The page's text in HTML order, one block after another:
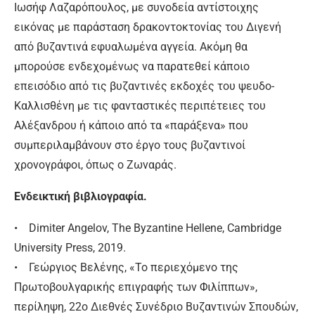
Ιωσήφ Λαζαρόπουλος, με συνοδεία αντίστοιχης
εικόνας με παράσταση δρακοντοκτονίας του Διγενή
από βυζαντινά εφυαλωμένα αγγεία. Ακόμη θα
μπορούσε ενδεχομένως να παρατεθεί κάποιο
επεισόδιο από τις βυζαντινές εκδοχές του ψευδο-
Καλλισθένη με τις φανταστικές περιπέτειες του
Αλέξανδρου ή κάποιο από τα «παράξενα» που
συμπεριλαμβάνουν στο έργο τους βυζαντινοί
χρονογράφοι, όπως ο Ζωναράς.
Ενδεικτική βιβλιογραφία.
• Dimiter Angelov, The Byzantine Hellene, Cambridge
University Press, 2019.
• Γεώργιος Βελένης, «Το περιεχόμενο της
Πρωτοβουλγαρικής επιγραφής των Φιλίππων»,
περίληψη, 22ο Διεθνές Συνέδριο Βυζαντινών Σπουδών,